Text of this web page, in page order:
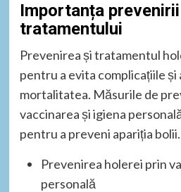
Importanța
tratamentului
Prevenirea și tratamentul
pentru a evita complicațiile și
mortalitatea. Măsurile de
vaccinarea și igiena
pentru a preveni apariția bolii.
Prevenirea holerei prin
personală